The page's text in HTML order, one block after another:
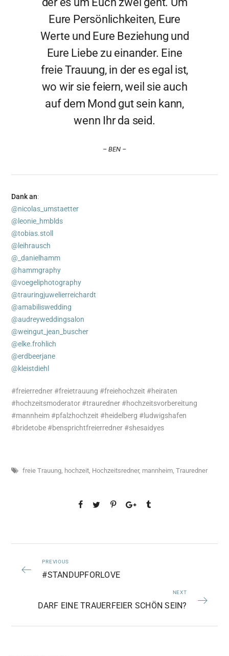
Eure Persönlichkeiten, Eure
Werte und Eure Beziehung und
Eure Liebe zu einander. Eine
freie Trauung, in der es egal ist,
wo wir sie feiern, weil sie auch
auf dem Mond gut sein kann,
wenn Ihr da seid.
– BEN –
Dank an:
@nicolas_umstaetter
@leonie_hmblds
@tobias.stoll
@leihrausch
@_danielhamm
@hammgraphy
@voegeliphotography
@trauringjuwelierreichardt
@amabiliswedding
@audreyweddingsalon
@weingut_jean_buscher
@elke.frohlich
@erdbeerjane
@kleistdiehl
#freierredner #freietrauung #freiehochzeit #heiraten
#hochzeitsmoderator #trauredner #hochzeitsvorbereitung
#mannheim #pfalzhochzeit #heidelberg #ludwigshafen
#bridetobe #bensprichtfreierredner #shesaidyes
freie Trauung hochzeit Hochzeitsredner, mannheim ,Trauredner
PREVIOUS
#STANDUPFORLOVE
NEXT
DARF EINE TRAUERFEIER SCHÖN SEIN?